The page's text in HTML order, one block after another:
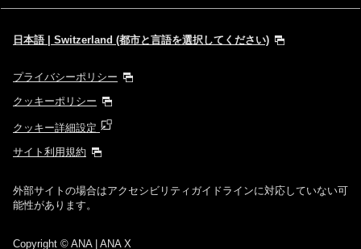
日本語 | Switzerland (都市と言語を選択してください)
プライバシーポリシー
クッキーポリシー
クッキー詳細設定
サイト利用規約
外部サイトの場合はアクセシビリティガイドラインに対応していない可
能性があります。
Copyright © ANA | ANA X